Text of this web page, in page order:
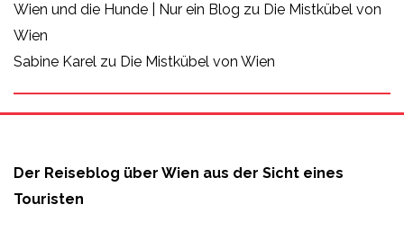
Wien und die Hunde | Nur ein Blog zu Die Mistkübel von
Wien
Sabine Karel zu Die Mistkübel von Wien
Der Reiseblog über Wien aus der Sicht eines
Touristen